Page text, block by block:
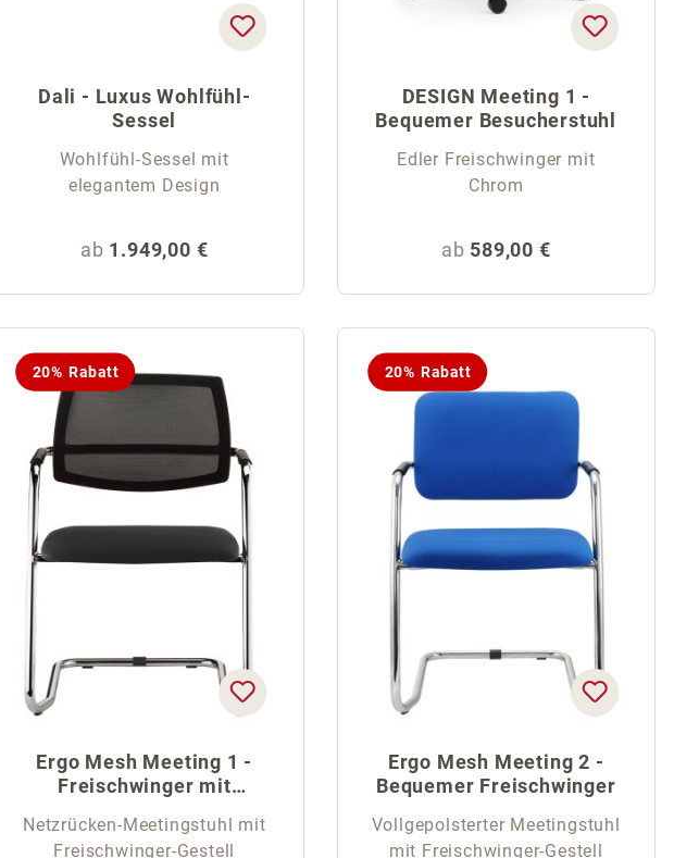
Dali - Luxus Wohlfühl-
Sessel
Wohlfühl-Sessel mit
elegantem Design
Regulärer Preis:
ab 1.949,00 €
DESIGN Meeting 1 -
Bequemer Besucherstuhl
Edler Freischwinger mit
Chrom
Regulärer Preis:
ab 589,00 €
20% Rabatt
Ergo Mesh Meeting 1 -
Freischwinger mit
Netzrücken-Meetingstuhl mit
Freischwinger-Gestell
20% Rabatt
Ergo Mesh Meeting 2 -
Bequemer Freischwinger
Vollgepolsterter Meetingstuhl
mit Freischwinger-Gestell